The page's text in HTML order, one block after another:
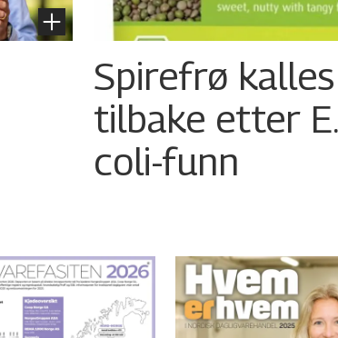
Spirefrø kalles
tilbake etter E.
coli-funn